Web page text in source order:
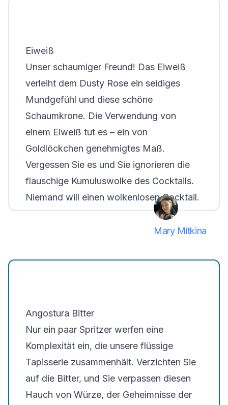
Eiweiß
Unser schaumiger Freund! Das Eiweiß
verleiht dem Dusty Rose ein seidiges
Mundgefühl und diese schöne
Schaumkrone. Die Verwendung von
einem Eiweiß tut es – ein von
Goldlöckchen genehmigtes Maß.
Vergessen Sie es und Sie ignorieren die
flauschige Kumuluswolke des Cocktails.
Niemand will einen wolkenlosen Cocktail.
Mary Mitkina
Angostura Bitter
Nur ein paar Spritzer werfen eine
Komplexität ein, die unsere flüssige
Tapisserie zusammenhält. Verzichten Sie
auf die Bitter, und Sie verpassen diesen
Hauch von Würze, der Geheimnisse der